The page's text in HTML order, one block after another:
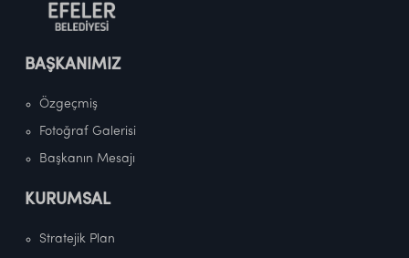
BAŞKANIMIZ
Özgeçmiş
Fotoğraf Galerisi
Başkanın Mesajı
KURUMSAL
Stratejik Plan